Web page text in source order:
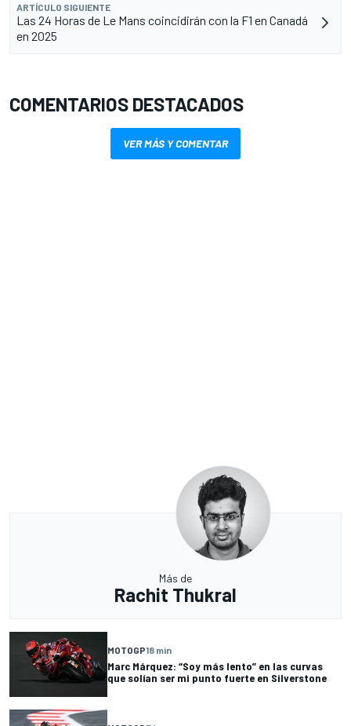
ARTÍCULO SIGUIENTE
Las 24 Horas de Le Mans coincidirán con la F1 en Canadá
en 2025
COMENTARIOS DESTACADOS
VER MÁS Y COMENTAR
Más de
Rachit Thukral
MOTOGP18 min
Marc Márquez: “Soy más lento” en las curvas
que solían ser mi punto fuerte en Silverstone